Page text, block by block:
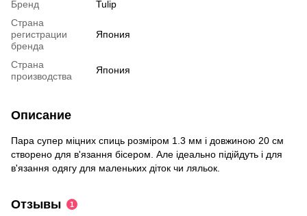
Бренд
Tulip
Страна
регистрации
бренда
Япония
Страна
производства
Япония
Описание
Пара супер міцних спиць розміром 1.3 мм і довжиною 20 см
створено для в'язання бісером. Але ідеально підійдуть і для
в'язання одягу для маленьких діток чи ляльок.
Отзывы 1